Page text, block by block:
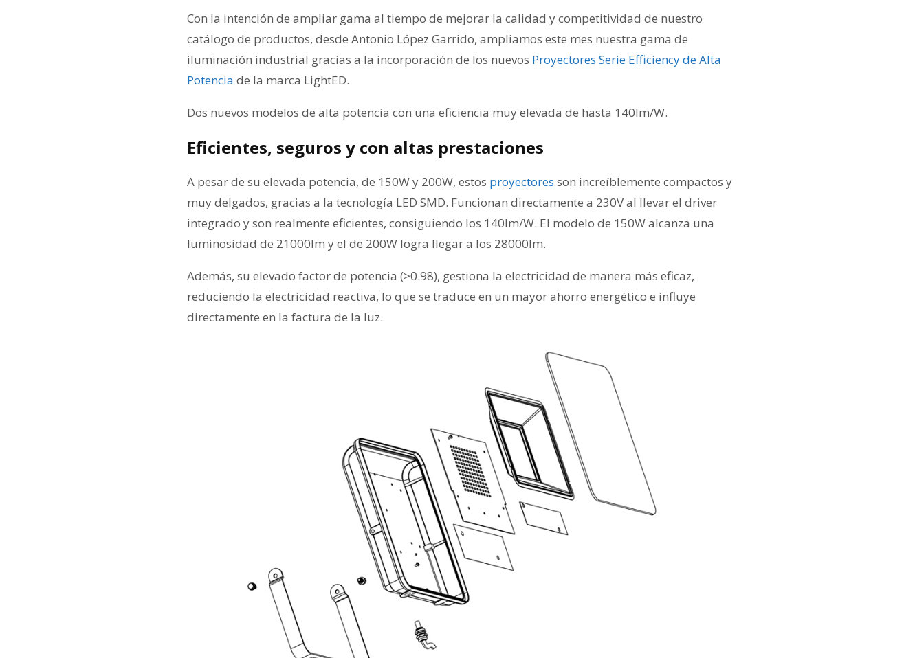
Con la intención de ampliar gama al tiempo de mejorar la calidad y competitividad de nuestro
catálogo de productos, desde Antonio López Garrido, ampliamos este mes nuestra gama de
iluminación industrial gracias a la incorporación de los nuevos Proyectores Serie Efficiency de Alta
Potencia de la marca LightED.
Dos nuevos modelos de alta potencia con una eficiencia muy elevada de hasta 140lm/W.
Eficientes, seguros y con altas prestaciones
A pesar de su elevada potencia, de 150W y 200W, estos proyectores son increíblemente compactos y
muy delgados, gracias a la tecnología LED SMD. Funcionan directamente a 230V al llevar el driver
integrado y son realmente eficientes, consiguiendo los 140lm/W. El modelo de 150W alcanza una
luminosidad de 21000lm y el de 200W logra llegar a los 28000lm.
Además, su elevado factor de potencia (>0.98), gestiona la electricidad de manera más eficaz,
reduciendo la electricidad reactiva, lo que se traduce en un mayor ahorro energético e influye
directamente en la factura de la luz.